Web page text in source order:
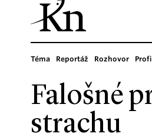
Téma Reportáž Rozhovor
Falošné
strachu